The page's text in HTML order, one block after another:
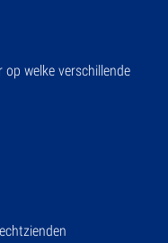
welke verschillende